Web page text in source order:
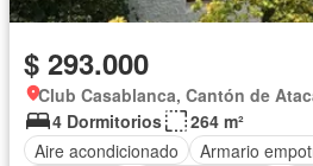
$ 293.000
Club Casablanca, Cantón de
4 Dormitorios
264 m²
Aire acondicionado
Armario